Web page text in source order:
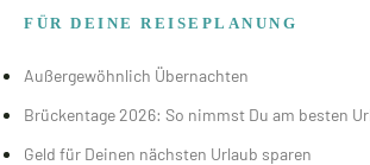
FÜR DEINE REISEPLANUNG
Außergewöhnlich Übernachten
Brückentage 2026: So nimmst Du am besten
Geld für Deinen nächsten Urlaub sparen